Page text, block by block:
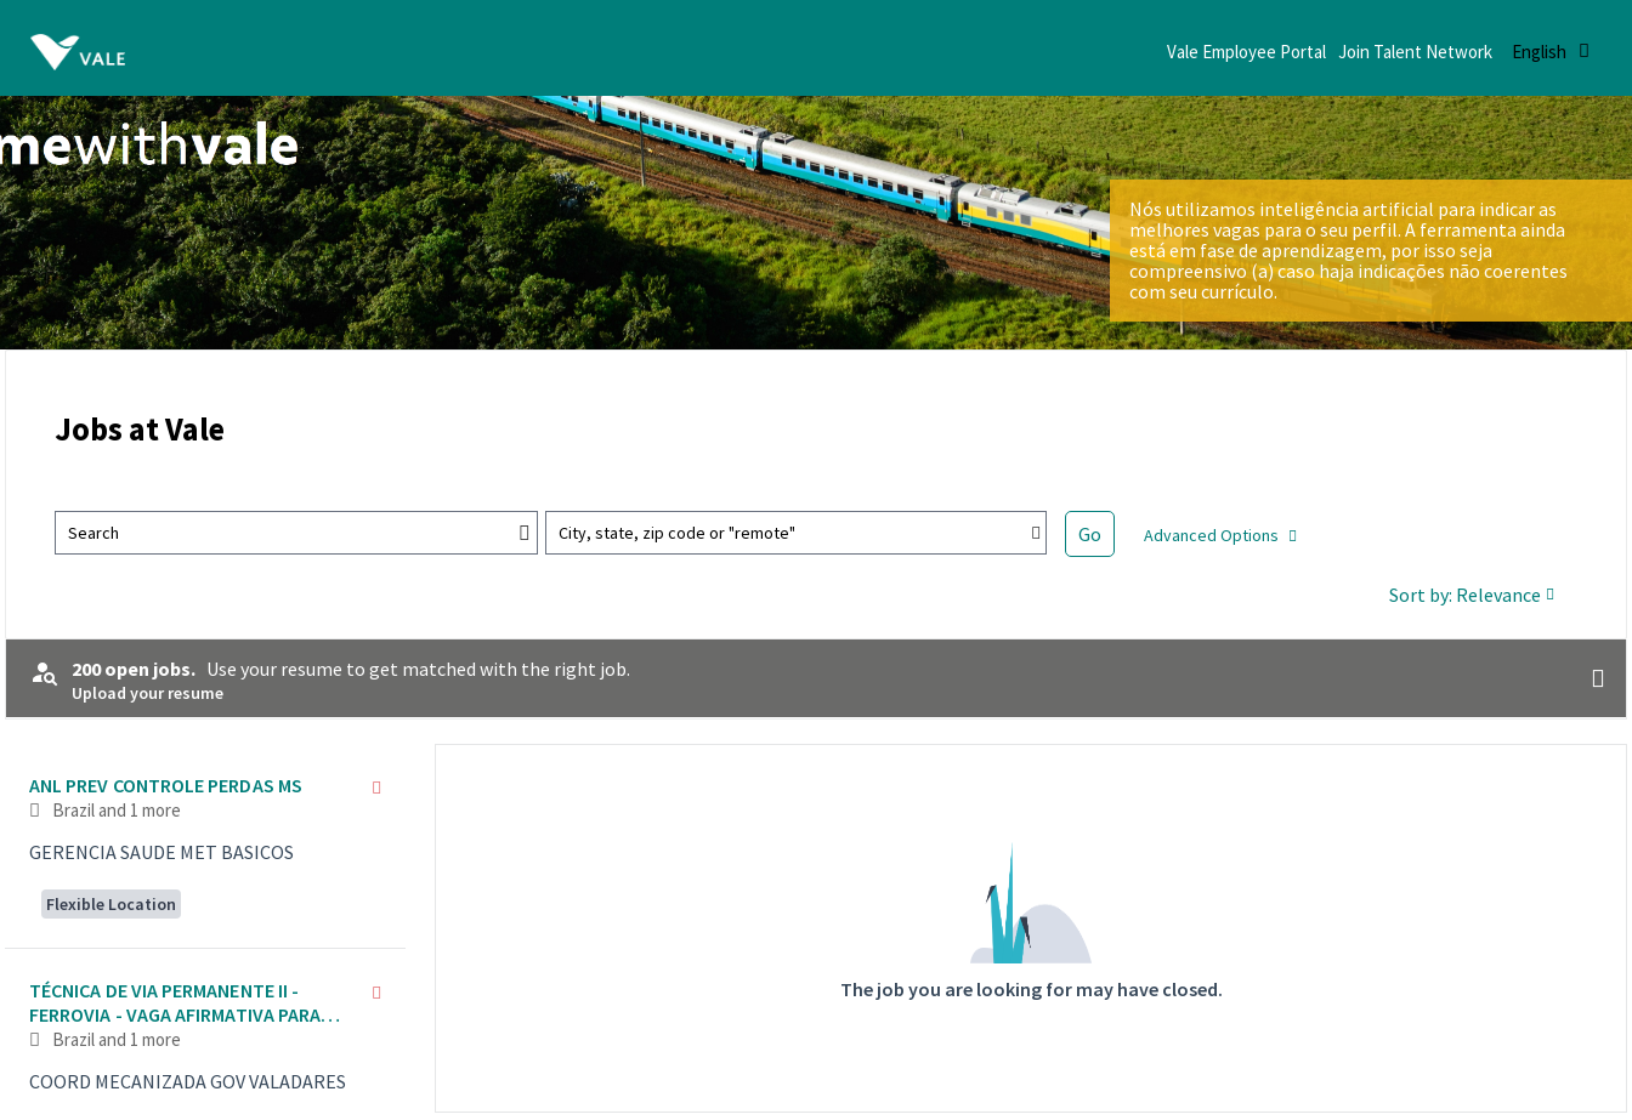
English
Join Talent Network
Vale Employee Portal
Nós utilizamos inteligência artificial para indicar as
melhores vagas para o seu perfil. A ferramenta ainda
está em fase de aprendizagem, por isso seja
compreensivo (a) caso haja indicações não coerentes
com seu currículo.
Jobs at Vale
Search City, state, zip code or "remote" Go Advanced Options
Sort by: Relevance
200 open jobs. Use your resume to get matched with the right job.
Upload your resume
ANL PREV CONTROLE PERDAS MS
Braziland 1 more
GERENCIA SAUDE MET BASICOS
Flexible Location
TÉCNICA DE VIA PERMANENTE II -
FERROVIA - VAGA AFIRMATIVA PARA
MULHERES
Braziland 1 more
COORD MECANIZADA GOV VALADARES
The job you are looking for may have closed.